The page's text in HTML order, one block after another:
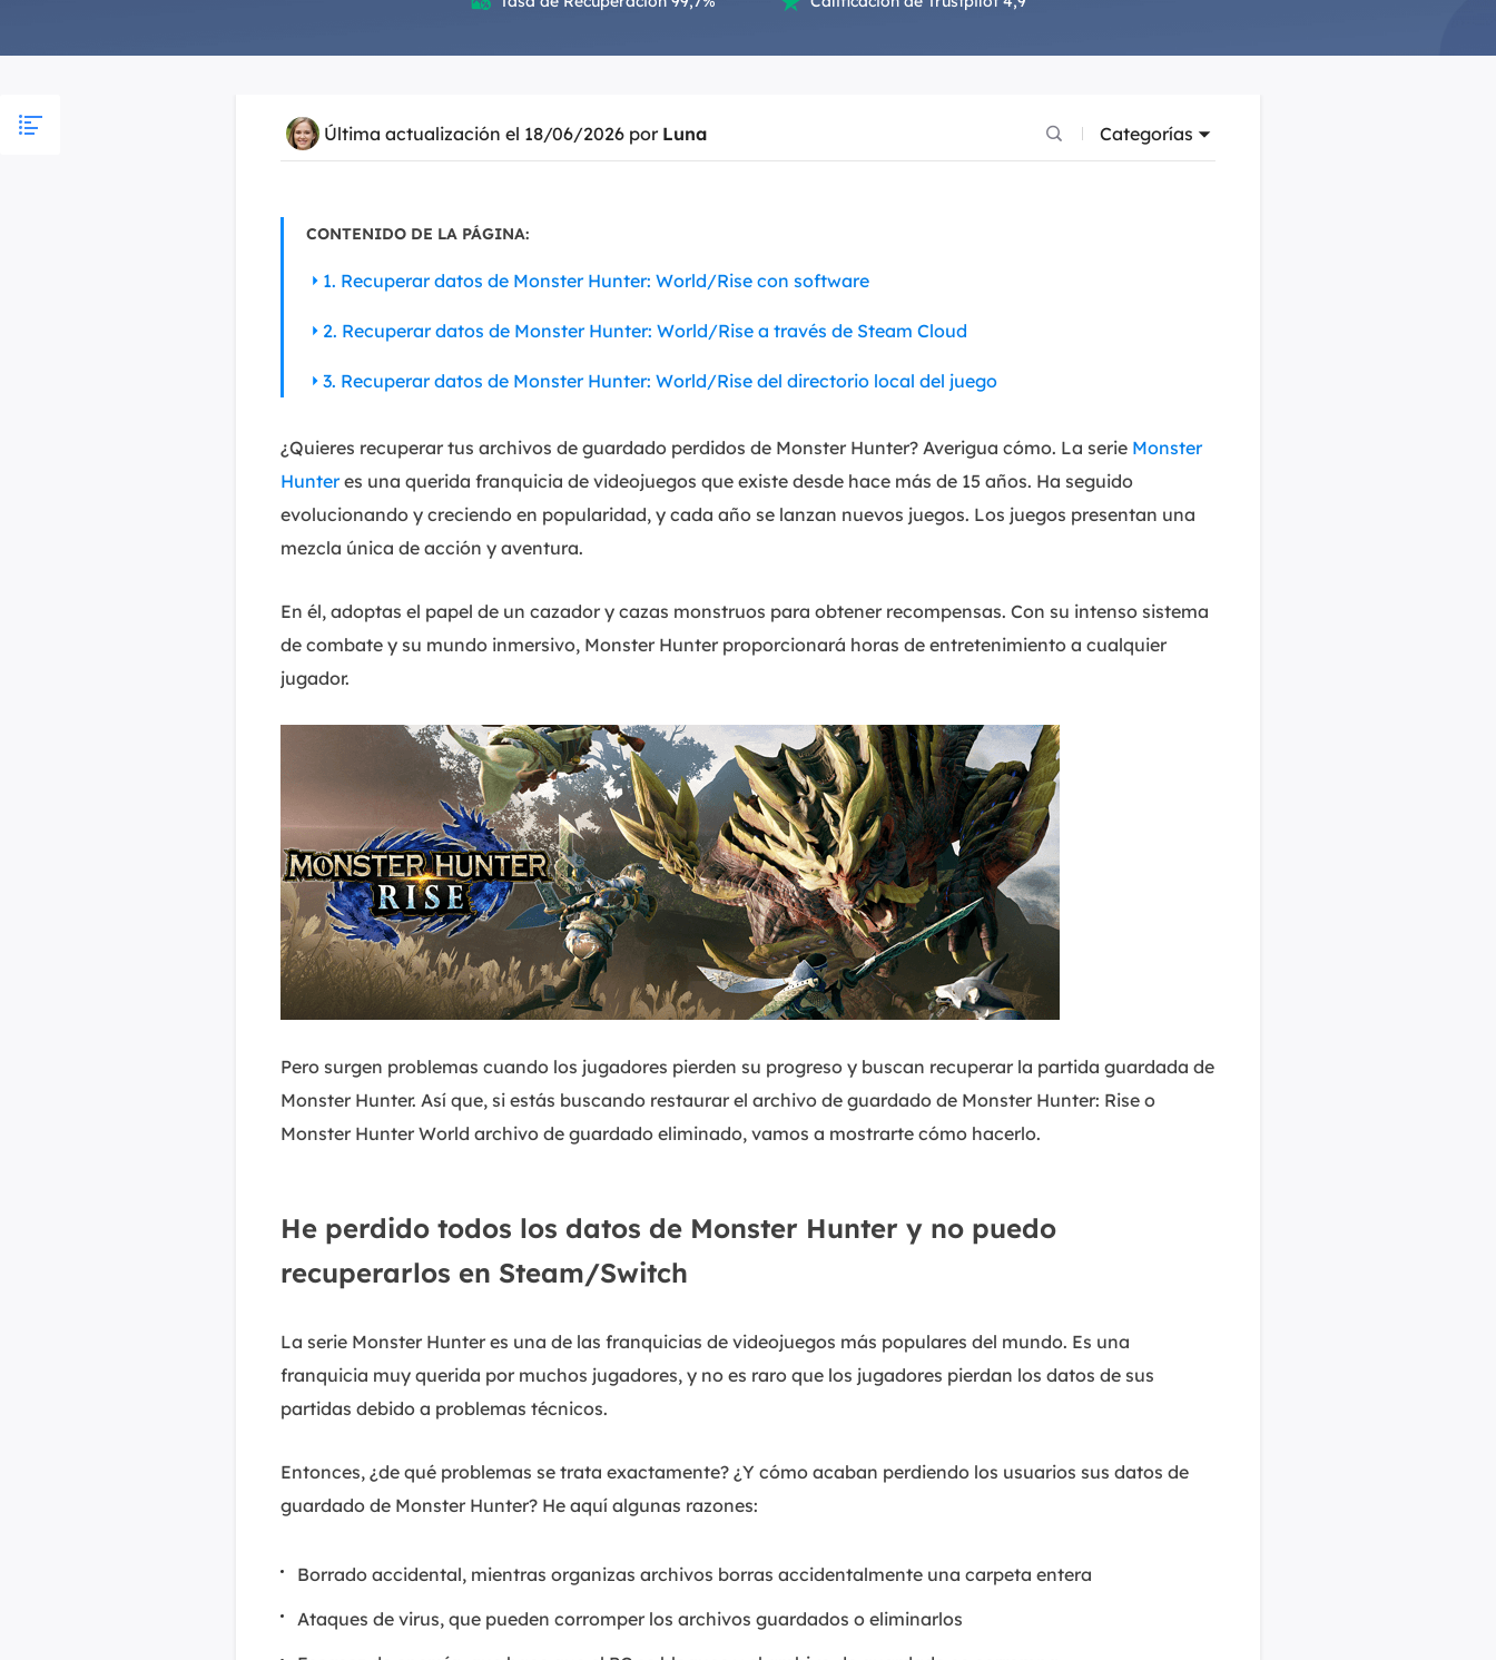
Exchange Recovery
Partition Recovery
Recuperar particiones eliminadas o perdidas.
Recuperar correo electrónico de Outlook.
MS SQL Recovery
Deploy Manager
Ringtone Editor
Creador de tonos de llamada.
MakeMyAudio
Última actualización el 18/06/2026 por Luna Categorías
CONTENIDO DE LA PÁGINA:
1. Recuperar datos de Monster Hunter: World/Rise con software
2. Recuperar datos de Monster Hunter: World/Rise a través de Steam Cloud
3. Recuperar datos de Monster Hunter: World/Rise del directorio local del juego
¿Quieres recuperar tus archivos de guardado perdidos de Monster Hunter? Averigua cómo. La serie Monster
Hunteres una querida franquicia de videojuegos que existe desde hace más de 15 años. Ha seguido
evolucionando y creciendo en popularidad, y cada año se lanzan nuevos juegos. Los juegos presentan una
mezcla única de acción y aventura.
En él, adoptas el papel de un cazador y cazas monstruos para obtener recompensas. Con su intenso sistema
de combate y su mundo inmersivo, Monster Hunter proporcionará horas de entretenimiento a cualquier
jugador.
Pero surgen problemas cuando los jugadores pierden su progreso y buscan recuperar la partida guardada de
Monster Hunter. Así que, si estás buscando restaurar el archivo de guardado de Monster Hunter: Rise o
Monster Hunter World archivo de guardado eliminado, vamos a mostrarte cómo hacerlo.
He perdido todos los datos de Monster Hunter y no puedo
recuperarlos en Steam/Switch
La serie Monster Hunter es una de las franquicias de videojuegos más populares del mundo. Es una
franquicia muy querida por muchos jugadores, y no es raro que los jugadores pierdan los datos de sus
partidas debido a problemas técnicos.
Entonces, ¿de qué problemas se trata exactamente? ¿Y cómo acaban perdiendo los usuarios sus datos de
guardado de Monster Hunter? He aquí algunas razones:
Borrado accidental, mientras organizas archivos borras accidentalmente una carpeta entera
Ataques de virus, que pueden corromper los archivos guardados o eliminarlos